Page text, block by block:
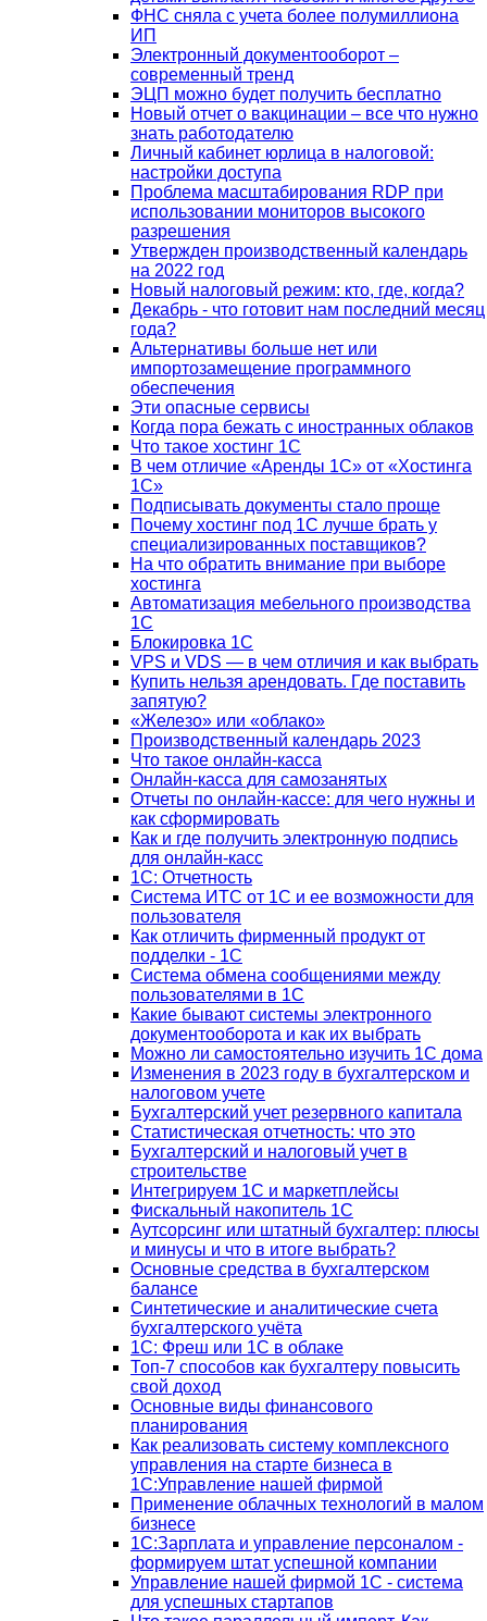
ФНС сняла с учета более полумиллиона
ИП
Электронный документооборот –
современный тренд
ЭЦП можно будет получить бесплатно
Новый отчет о вакцинации – все что нужно
знать работодателю
Личный кабинет юрлица в налоговой:
настройки доступа
Проблема масштабирования RDP при
использовании мониторов высокого
разрешения
Утвержден производственный календарь
на 2022 год
Новый налоговый режим: кто, где, когда?
Декабрь - что готовит нам последний месяц
года?
Альтернативы больше нет или
импортозамещение программного
обеспечения
Эти опасные сервисы
Когда пора бежать с иностранных облаков
Что такое хостинг 1С
В чем отличие «Аренды 1С» от «Хостинга
1С»
Подписывать документы стало проще
Почему хостинг под 1С лучше брать у
специализированных поставщиков?
На что обратить внимание при выборе
хостинга
Автоматизация мебельного производства
1С
Блокировка 1С
VPS и VDS — в чем отличия и как выбрать
Купить нельзя арендовать. Где поставить
запятую?
«Железо» или «облако»
Производственный календарь 2023
Что такое онлайн-касса
Онлайн-касса для самозанятых
Отчеты по онлайн-кассе: для чего нужны и
как сформировать
Как и где получить электронную подпись
для онлайн-касс
1С: Отчетность
Система ИТС от 1С и ее возможности для
пользователя
Как отличить фирменный продукт от
подделки - 1С
Система обмена сообщениями между
пользователями в 1С
Какие бывают системы электронного
документооборота и как их выбрать
Можно ли самостоятельно изучить 1С дома
Изменения в 2023 году в бухгалтерском и
налоговом учете
Бухгалтерский учет резервного капитала
Статистическая отчетность: что это
Бухгалтерский и налоговый учет в
строительстве
Интегрируем 1С и маркетплейсы
Фискальный накопитель 1С
Аутсорсинг или штатный бухгалтер: плюсы
и минусы и что в итоге выбрать?
Основные средства в бухгалтерском
балансе
Синтетические и аналитические счета
бухгалтерского учёта
1C: Фреш или 1С в облаке
Топ-7 способов как бухгалтеру повысить
свой доход
Основные виды финансового
планирования
Как реализовать систему комплексного
управления на старте бизнеса в
1С:Управление нашей фирмой
Применение облачных технологий в малом
бизнесе
1C:Зарплата и управление персоналом -
формируем штат успешной компании
Управление нашей фирмой 1C - система
для успешных стартапов